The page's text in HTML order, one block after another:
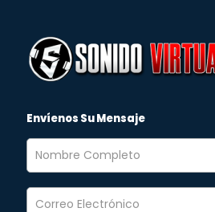
Envíenos Su Mensaje